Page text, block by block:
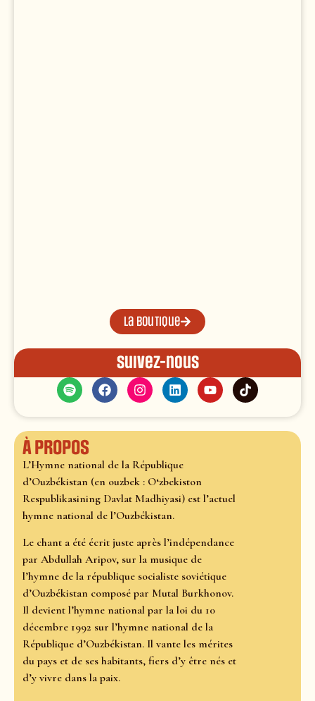
La boutique
Suivez-nous
À propos
L’Hymne national de la République
d’Ouzbékistan (en ouzbek : O‘zbekiston
Respublikasining Davlat Madhiyasi) est l’actuel
hymne national de l’Ouzbékistan.
Le chant a été écrit juste après l’indépendance
par Abdullah Aripov, sur la musique de
l’hymne de la république socialiste soviétique
d’Ouzbékistan composé par Mutal Burkhonov.
Il devient l’hymne national par la loi du 10
décembre 1992 sur l’hymne national de la
République d’Ouzbékistan. Il vante les mérites
du pays et de ses habitants, fiers d’y être nés et
d’y vivre dans la paix.